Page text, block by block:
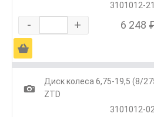
3101012-21
- + 6 248
Ä
1
Диск колеса 6,75-19,5 (8/
ZTD
3101012-